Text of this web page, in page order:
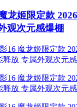
龙姬限定款
观次元感爆棚